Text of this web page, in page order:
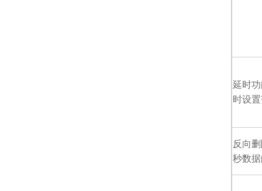
延时
时设
反向
秒数